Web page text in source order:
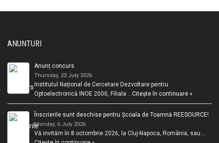
ANUNTURI
Anunț concurs
Thursday, 23 July 2026
Institutul Național de Cercetare Dezvoltare pentru
Optoelectronică INOE 2000, Filiala …Citește în continuare »
Înscrierile sunt deschise pentru Școala de Toamnă REESOURCE!
Monday, 6 July 2026
Vă invităm în 8 octombrie 2026, la Cluj-Napoca, România, sau …